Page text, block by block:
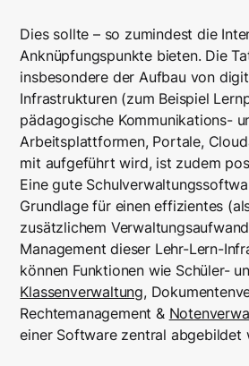
Dies sollte – so zumindest die
Anknüpfungspunkte bieten. Die
insbesondere der Aufbau von
Infrastrukturen (zum Beispiel
pädagogische Kommunikations-
Arbeitsplattformen, Portale,
mit aufgeführt wird, ist zudem
Eine gute
Grundlage für einen effizientes
zusätzlichem
Management dieser Lehr-Lern-
können Funktionen wie Schüler-
Klassenverwaltung,
Rechtemanagement &
einer Software zentral abgebildet